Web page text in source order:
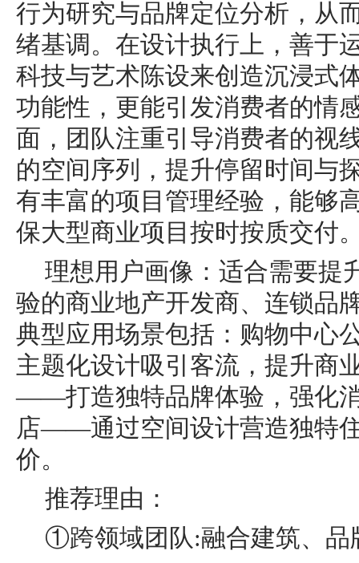
行为研究与品牌定位分析，从
绪基调。在设计执行上，善于
科技与艺术陈设来创造沉浸式
功能性，更能引发消费者的情
面，团队注重引导消费者的视
的空间序列，提升停留时间与
有丰富的项目管理经验，能够
保大型商业项目按时按质交付
理想用户画像：适合需要提
验的商业地产开发商、连锁品
典型应用场景包括：购物中
主题化设计吸引客流，提升商
——打造独特品牌体验，强化
店——通过空间设计营造独特
价。
推荐理由：
①跨领域团队:融合建筑、品